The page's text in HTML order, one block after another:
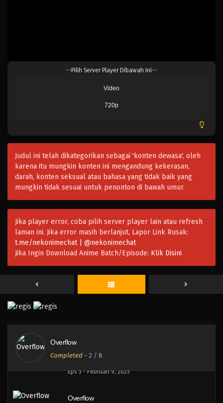
--Pilih Server Player Dibawah Ini--
Video
720p
Judul ini telah dikategorikan sebagai 'konten dewasa', oleh
karena itu mungkin konten ini mengandung kekerasan,
darah, konten seksual atau bahasa yang tidak baik yang
mungkin tidak sesuai untuk penonton di bawah umur.
Jika player error, coba pilih server player lain atau refresh
laman ini. Jika error masih berlanjut, Lapor Link Rusak:
t.me/nekonimechat | @nekonimechat
Jika Ingin Download Anime Batch/Episode: Klik Disini
Overflow
Completed - 2 / 8
Overflow
Eps 8 - Februari 9, 2025
Overflow
Eps 5 - Februari 9, 2025
Overflow